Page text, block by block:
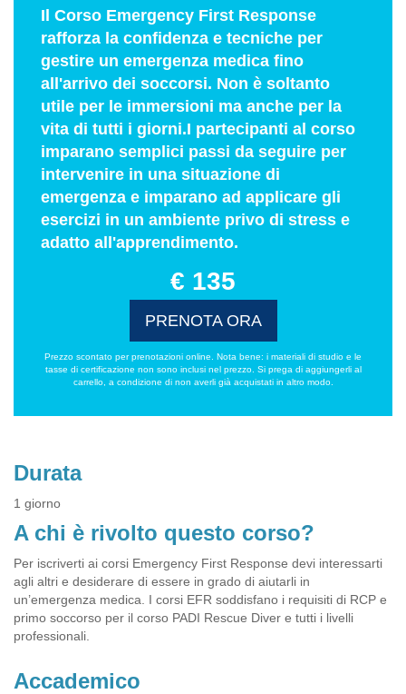
Il Corso Emergency First Response
rafforza la confidenza e tecniche per
gestire un emergenza medica fino
all'arrivo dei soccorsi. Non è soltanto
utile per le immersioni ma anche per la
vita di tutti i giorni.I partecipanti al corso
imparano semplici passi da seguire per
intervenire in una situazione di
emergenza e imparano ad applicare gli
esercizi in un ambiente privo di stress e
adatto all'apprendimento.
€ 135
PRENOTA ORA
Prezzo scontato per prenotazioni online. Nota bene: i materiali di studio e le
tasse di certificazione non sono inclusi nel prezzo. Si prega di aggiungerli al
carrello, a condizione di non averli già acquistati in altro modo.
Durata
1 giorno
A chi è rivolto questo corso?
Per iscriverti ai corsi Emergency First Response devi interessarti
agli altri e desiderare di essere in grado di aiutarli in
un’emergenza medica. I corsi EFR soddisfano i requisiti di RCP e
primo soccorso per il corso PADI Rescue Diver e tutti i livelli
professionali.
Accademico